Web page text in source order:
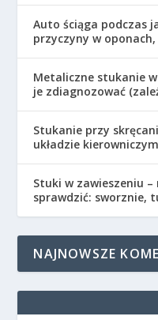
Auto ściąga podczas
przyczyny w
Metaliczne stukanie
je zdiagnozować
Stukanie przy
układzie
Stuki w zawieszeniu
sprawdzić: sworznie,
NAJNOWSZE